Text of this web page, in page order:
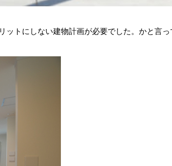
トにしない建物計画が必要でした。かと言